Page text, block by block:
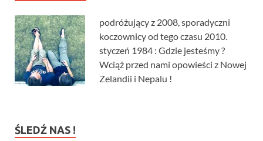
podróżujący z 2008, sporadyczni
koczownicy od tego czasu 2010.
styczeń 1984 : Gdzie jesteśmy ?
Wciąż przed nami opowieści z Nowej
Zelandii i Nepalu !
ŚLEDŹ NAS !